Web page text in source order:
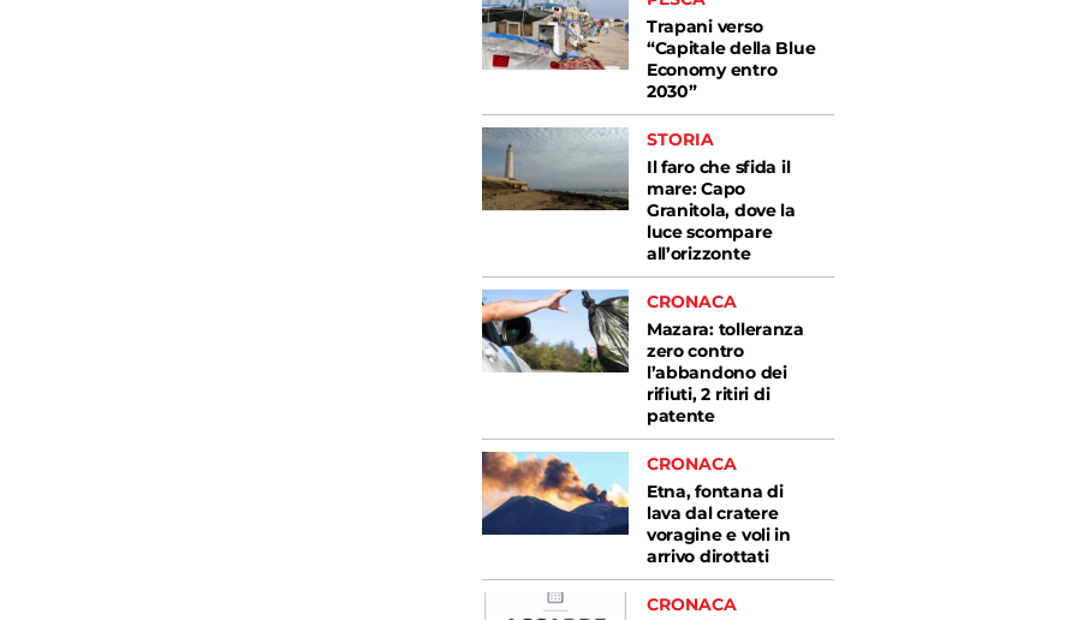
Trapani verso
“Capitale della Blue
Economy entro
2030”
STORIA
Il faro che sfida il
mare: Capo
Granitola, dove la
luce scompare
all’orizzonte
CRONACA
Mazara: tolleranza
zero contro
l’abbandono dei
rifiuti, 2 ritiri di
patente
CRONACA
Etna, fontana di
lava dal cratere
voragine e voli in
arrivo dirottati
CRONACA